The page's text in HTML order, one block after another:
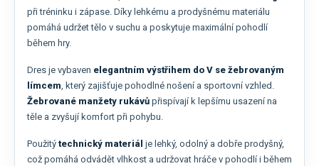
při tréninku i zápase. Díky lehkému a prodyšnému materiálu
pomáhá udržet tělo v suchu a poskytuje maximální pohodlí
během hry.
Dres je vybaven elegantním výstřihem do V se žebrovaným
límcem, který zajišťuje pohodlné nošení a sportovní vzhled.
Žebrované manžety rukávů přispívají k lepšímu usazení na
těle a zvyšují komfort při pohybu.
Použitý technický materiál je lehký, odolný a dobře prodyšný,
což pomáhá odvádět vlhkost a udržovat hráče v pohodlí i během